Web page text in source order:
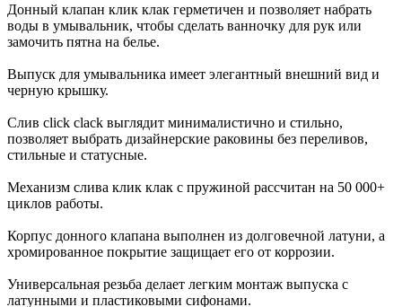
Донный клапан клик клак герметичен и позволяет набрать
воды в умывальник, чтобы сделать ванночку для рук или
замочить пятна на белье.
Выпуск для умывальника имеет элегантный внешний вид и
черную крышку.
Слив click clack выглядит минималистично и стильно,
позволяет выбрать дизайнерские раковины без переливов,
стильные и статусные.
Механизм слива клик клак с пружиной рассчитан на 50 000+
циклов работы.
Корпус донного клапана выполнен из долговечной латуни, а
хромированное покрытие защищает его от коррозии.
Универсальная резьба делает легким монтаж выпуска с
латунными и пластиковыми сифонами.